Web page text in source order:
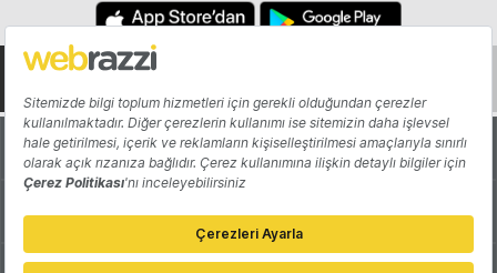
Hakkında Yazarlar
Katkıda Bulun Reklam